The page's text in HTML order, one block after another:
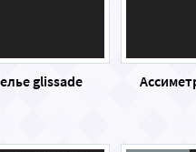
glissade